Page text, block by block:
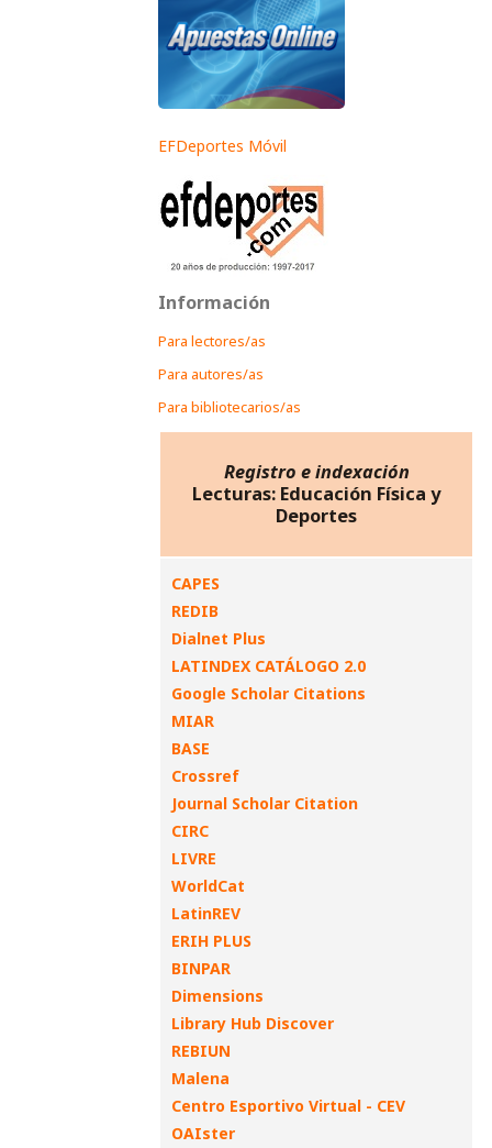
EFDeportes Móvil
Información
Para lectores/as
Para autores/as
Para bibliotecarios/as
Registro e indexación
Lecturas: Educación Física y
Deportes
CAPES
REDIB
Dialnet Plus
LATINDEX CATÁLOGO 2.0
Google Scholar Citations
MIAR
BASE
Crossref
Journal Scholar Citation
CIRC
LIVRE
WorldCat
LatinREV
ERIH PLUS
BINPAR
Dimensions
Library Hub Discover
REBIUN
Malena
Centro Esportivo Virtual - CEV
OAIster